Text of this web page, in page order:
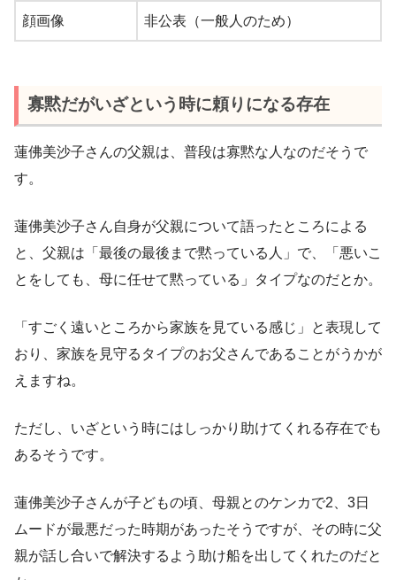
顔画像 非公表（一般人のため）
寡黙だがいざという時に頼りになる存在
蓮佛美沙子さんの父親は、普段は寡黙な人なのだそうで
す。
蓮佛美沙子さん自身が父親について語ったところによる
と、父親は「最後の最後まで黙っている人」で、「悪いこ
とをしても、母に任せて黙っている」タイプなのだとか。
「すごく遠いところから家族を見ている感じ」と表現して
おり、家族を見守るタイプのお父さんであることがうかが
えますね。
ただし、いざという時にはしっかり助けてくれる存在でも
あるそうです。
蓮佛美沙子さんが子どもの頃、母親とのケンカで2、3日
ムードが最悪だった時期があったそうですが、その時に父
親が話し合いで解決するよう助け船を出してくれたのだと